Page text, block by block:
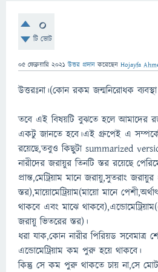
0
টি ভোট
05 ফেব্রুয়ারি 2021 উত্তর প্রদান করেছেন Hojayfa
উত্তরঃনা।(কোন রকম জন্মনিরোধক
তবে এই বিষয়টি বুঝতে হলে আমাদের
একটু জানতে হবে।এই গ্রুপেই এ সম্পর্কে
রয়েছে,তবুও কিছুটা summarized
নারীদের জরায়ুর তিনটি স্তর রয়েছে
প্রান্ত,মেট্রিয়াম মানে জরায়ু,সুতরাং জরায়ুর
স্তর),মায়োমেট্রিয়াম(মায়ো মানে
থাকবে এবং মাঝে
জরায়ু ভিতরের স্তর)।
ধরা যাক,কোন নারীর পিরিয়ড সবেমাত্র
এন্ডোমেট্রিয়াম কম পুরু হয়ে থাকবে।
কিন্তু সে কম পুরু থাকতে চায় না,সে